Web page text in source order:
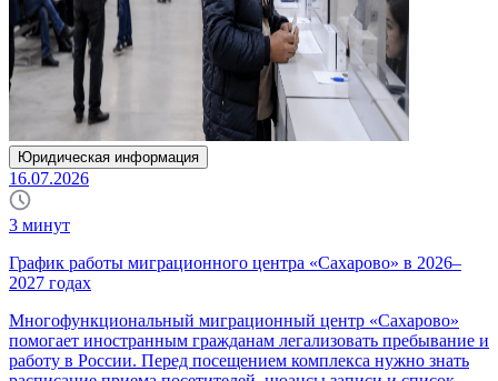
Юридическая информация
16.07.2026
3 минут
График работы миграционного центра «Сахарово» в 2026–
2027 годах
Многофункциональный миграционный центр «Сахарово»
помогает иностранным гражданам легализовать пребывание и
работу в России. Перед посещением комплекса нужно знать